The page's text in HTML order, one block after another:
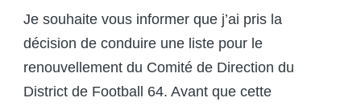
Je souhaite vous informer que j’ai pris la
décision de conduire une liste pour le
renouvellement du Comité de Direction du
District de Football 64. Avant que cette